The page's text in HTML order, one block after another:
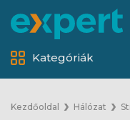
Kategóriák
Kezdőoldal Hálózat